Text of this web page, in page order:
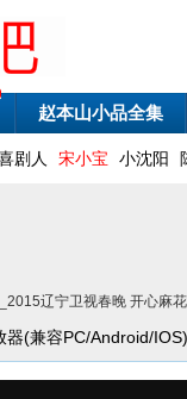
赵本山小品全集
剧人 宋小宝 小沈阳
辽宁卫视春晚 开心麻
器(兼容PC/Android/IOS)